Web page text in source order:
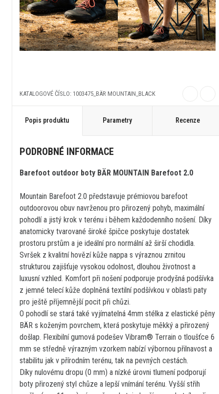
KATALOGOVÉ ČÍSLO: 1003475_BÄR MOUNTAIN_BLACK
Popis produktu Parametry Recenze
PODROBNÉ INFORMACE
Barefoot outdoor boty BÄR MOUNTAIN Barefoot 2.0
Mountain Barefoot 2.0 představuje prémiovou barefoot
outdoorovou obuv navrženou pro přirozený pohyb, maximální
pohodlí a jistý krok v terénu i během každodenního nošení. Díky
anatomicky tvarované široké špičce poskytuje dostatek
prostoru prstům a je ideální pro normální až širší chodidla.
Svršek z kvalitní hovězí kůže nappa s výraznou zrnitou
strukturou zajišťuje vysokou odolnost, dlouhou životnost a
luxusní vzhled. Komfort při nošení podporuje prodyšná podšívka
z jemné telecí kůže doplněná textilní podšívkou v oblasti paty
pro ještě příjemnější pocit při chůzi.
O pohodlí se stará také vyjímatelná 4mm stélka z elastické pěny
BÄR s koženým povrchem, která poskytuje měkký a přirozený
došlap. Flexibilní gumová podešev Vibram® Terrain o tloušťce 6
mm se středně výrazným vzorkem nabízí výbornou přilnavost a
stabilitu jak v přírodním terénu, tak na pevných cestách.
Díky nulovému dropu (0 mm) a nízké úrovni tlumení podporují
boty přirozený styl chůze a lepší vnímání terénu. Vyšší střih